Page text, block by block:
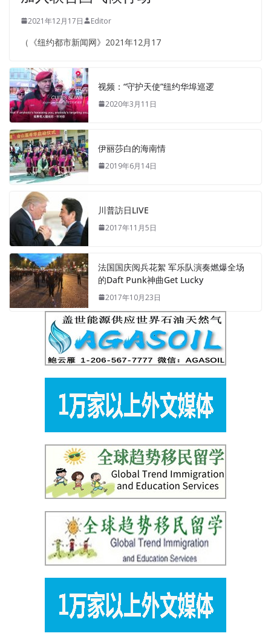
2021年12月17日 Editor
（《纽约都市新闻网》2021年12月17
视频：“守护天使”纽约华埠巡逻
2020年3月11日
伊丽莎白的海南情
2019年6月14日
川普訪日LIVE
2017年11月5日
法国国庆阅兵花絮 军乐队演奏燃爆全场
的Daft Punk神曲Get Lucky
2017年10月23日